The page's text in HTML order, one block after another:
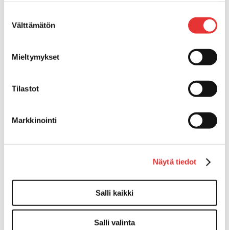
valinta
Välttämätön
Mieltymykset
Tilastot
Markkinointi
Näytä tiedot
Salli kaikki
Salli valinta
Kuljetusrampit
Taavetit
Venetuolit ja -tuolinjalat
Liukukoneistot